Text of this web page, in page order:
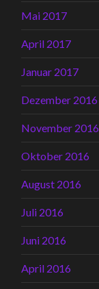
Mai 2017
April 2017
Januar 2017
Dezember 2016
November 2016
Oktober 2016
August 2016
Juli 2016
Juni 2016
April 2016